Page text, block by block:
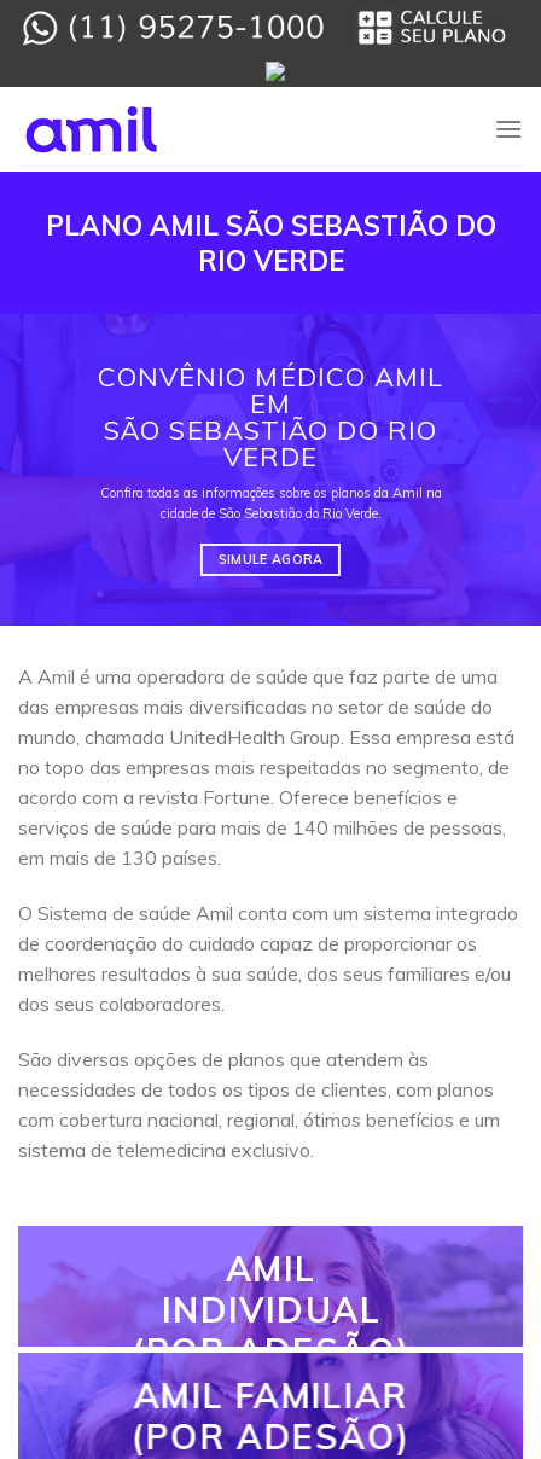
Skip
PLANO AMIL SÃO SEBASTIÃO DO
RIO VERDE
CONVÊNIO MÉDICO AMIL
EM
SÃO SEBASTIÃO DO RIO
VERDE
Confira todas as informações sobre os planos da Amil na
cidade de São Sebastião do Rio Verde.
SIMULE AGORA
A Amil é uma operadora de saúde que faz parte de uma
das empresas mais diversificadas no setor de saúde do
mundo, chamada UnitedHealth Group. Essa empresa está
no topo das empresas mais respeitadas no segmento, de
acordo com a revista Fortune. Oferece benefícios e
serviços de saúde para mais de 140 milhões de pessoas,
em mais de 130 países.
O Sistema de saúde Amil conta com um sistema integrado
de coordenação do cuidado capaz de proporcionar os
melhores resultados à sua saúde, dos seus familiares e/ou
dos seus colaboradores.
São diversas opções de planos que atendem às
necessidades de todos os tipos de clientes, com planos
com cobertura nacional, regional, ótimos benefícios e um
sistema de telemedicina exclusivo.
AMIL
INDIVIDUAL
(POR ADESÃO)
AMIL FAMILIAR
(POR ADESÃO)